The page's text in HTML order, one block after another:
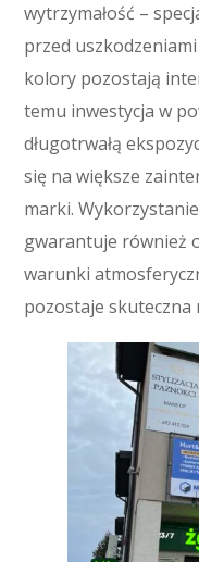
wytrzymałość –
przed
kolory pozostają
temu inwestycja w
długotrwałą
się na większe
marki.
gwarantuje również
warunki
pozostaje